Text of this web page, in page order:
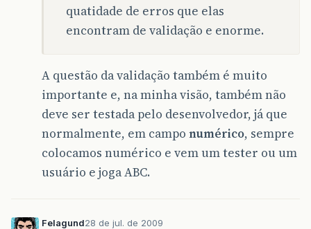
quatidade de erros que elas
encontram de validação e enorme.
A questão da validação também é muito
importante e, na minha visão, também não
deve ser testada pelo desenvolvedor, já que
normalmente, em campo numérico, sempre
colocamos numérico e vem um tester ou um
usuário e joga ABC.
Felagund28 de jul. de 2009